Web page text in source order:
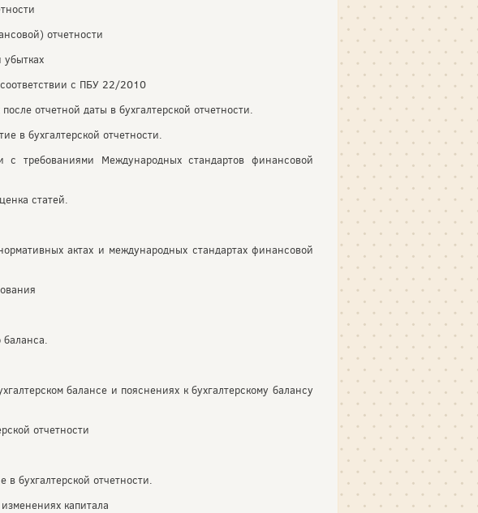
отчетности
убытках
с ПБУ 22/2010
отчетной даты в бухгалтерской отчетности.
в бухгалтерской отчетности.
с требованиями Международных стандартов финансовой
статей.
актах и международных стандартах финансовой
баланса.
балансе и пояснениях к бухгалтерскому балансу
отчетности
бухгалтерской отчетности.
капитала